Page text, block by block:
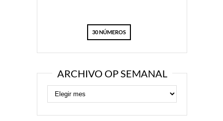
30 NÚMEROS
ARCHIVO OP SEMANAL